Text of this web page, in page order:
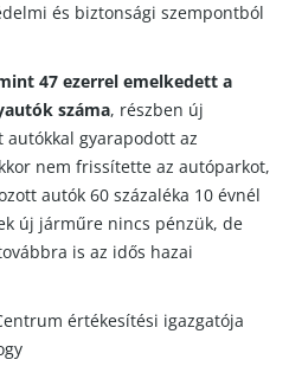
és biztonsági szempontból
47 ezerrel emelkedett a
száma, részben új
gyarapodott az
nem frissítette az autóparkot,
autók 60 százaléka 10 évnél
új járműre nincs pénzük, de
is az idős hazai
értékesítési igazgatója